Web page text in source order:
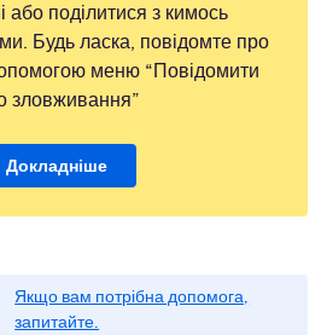
або поділитися з кимось
Будь ласка, повідомте про
допомогою меню “Повідомити
зловживання”
Докладніше
Якщо вам потрібна допомога,
запитайте.